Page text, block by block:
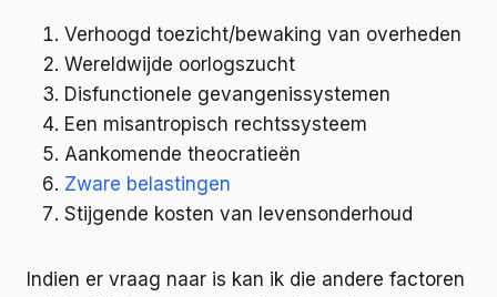
Verhoogd toezicht/bewaking van overheden
Wereldwijde oorlogszucht
Disfunctionele gevangenissystemen
Een misantropisch rechtssysteem
Aankomende theocratieën
Zware belastingen
Stijgende kosten van levensonderhoud
Indien er vraag naar is kan ik die andere factoren